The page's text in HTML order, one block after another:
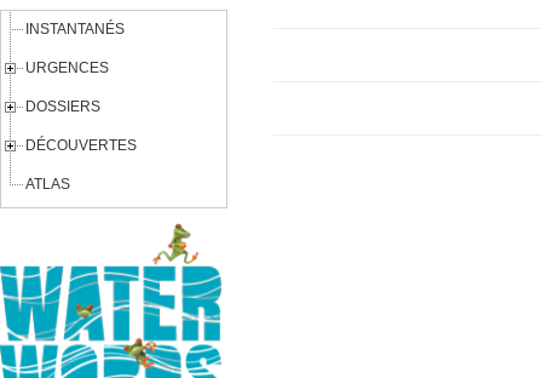
INSTANTANÉS
URGENCES
DOSSIERS
DÉCOUVERTES
ATLAS